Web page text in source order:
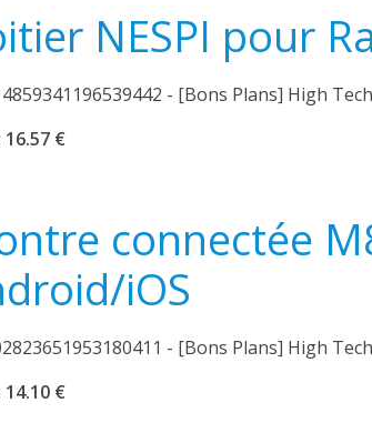
NESPI pour
16.57 €
connectée
iOS
14.10 €